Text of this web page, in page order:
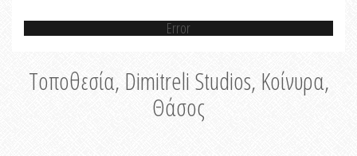
Error
Τοποθεσία, Dimitreli Studios, Κοίνυρα,
Θάσος